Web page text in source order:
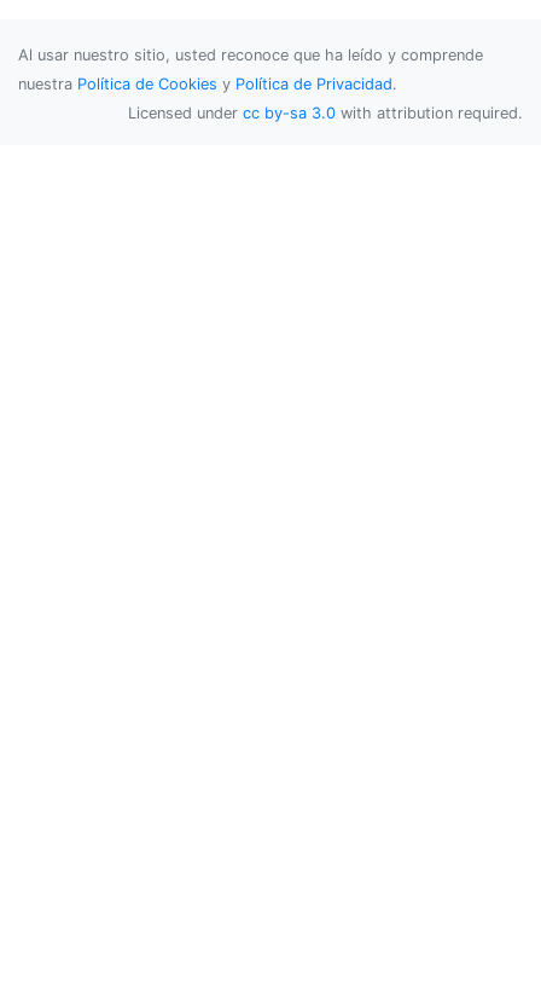
Al usar nuestro sitio, usted reconoce que ha leído y comprende
nuestra Política de Cookies y Política de Privacidad.
Licensed under cc by-sa 3.0 with attribution required.